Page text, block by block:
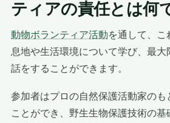
ティアの責任とは何
動物ボランティア活動を通して、
息地や生活環境について学び、最
話をすることができます。
参加者はプロの自然保護活動家のも
ことができ、野生生物保護技術の